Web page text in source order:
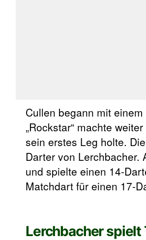
Cullen begann mit
„Rockstar“ machte
sein erstes Leg holte.
Darter von Lerchbacher.
und spielte einen 14-
Matchdart für einen 17-
Lerchbacher spielt